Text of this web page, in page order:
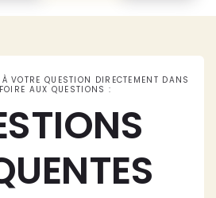
VOTRE QUESTION DIRECTEMENT DANS
AUX QUESTIONS :